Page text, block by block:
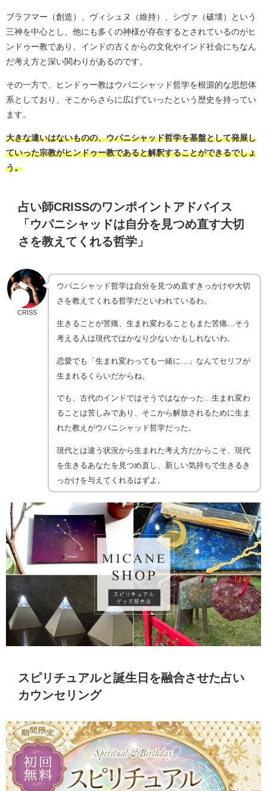
ブラフマー（創造）、ヴィシュヌ（維持）、シヴァ（破壊）という
三神を中心とし、他にも多くの神様が存在するとされているのがヒ
ンドゥー教であり、インドの古くからの文化やインド社会にちなん
だ考え方と深い関わりがあるのです。
その一方で、ヒンドゥー教はウパニシャッド哲学を根源的な思想体
系としており、そこからさらに広げていったという歴史を持ってい
ます。
大きな違いはないものの、ウパニシャッド哲学を基盤として発展し
ていった宗教がヒンドゥー教であると解釈することができるでしょ
う。
占い師CRISSのワンポイントアドバイス
「ウパニシャッドは自分を見つめ直す大切
さを教えてくれる哲学」
CRISS
ウパニシャッド哲学は自分を見つめ直すきっかけや大切
さを教えてくれる哲学だといわれているわ。
生きることが苦痛、生まれ変わることもまた苦痛…そう
考える人は現代ではかなり少ないかもしれないわ。
恋愛でも「生まれ変わっても一緒に…」なんてセリフが
生まれるくらいだからね。
でも、古代のインドではそうではなかった…生まれ変わ
ることは苦しみであり、そこから解放されるために生ま
れた教えがウパニシャッド哲学だった。
現代とは違う状況から生まれた考え方だからこそ、現代
を生きるあなたを見つめ直し、新しい気持ちで生きるき
っかけを与えてくれるはずよ。
スピリチュアルと誕生日を融合させた占い
カウンセリング